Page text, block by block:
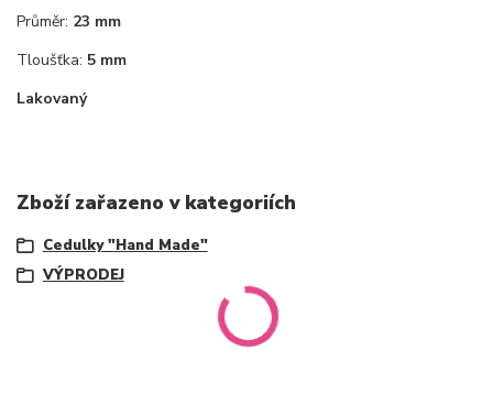
Průměr: 23 mm
Tloušťka: 5 mm
Lakovaný
Zboží zařazeno v kategoriích
Cedulky "Hand Made"
VÝPRODEJ